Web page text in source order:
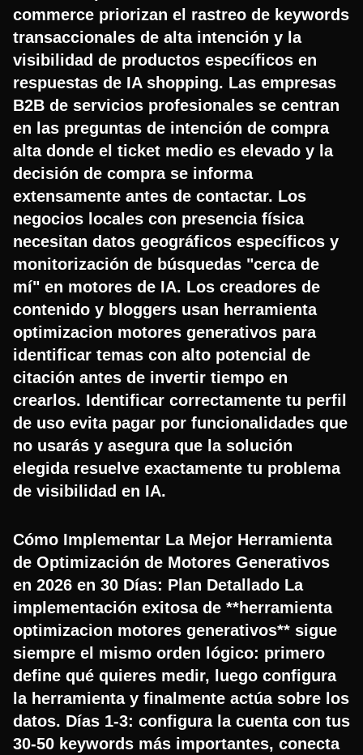
commerce priorizan el rastreo de keywords
transaccionales de alta intención y la
visibilidad de productos específicos en
respuestas de IA shopping. Las empresas
B2B de servicios profesionales se centran
en las preguntas de intención de compra
alta donde el ticket medio es elevado y la
decisión de compra se informa
extensamente antes de contactar. Los
negocios locales con presencia física
necesitan datos geográficos específicos y
monitorización de búsquedas "cerca de
mí" en motores de IA. Los creadores de
contenido y bloggers usan herramienta
optimizacion motores generativos para
identificar temas con alto potencial de
citación antes de invertir tiempo en
crearlos. Identificar correctamente tu perfil
de uso evita pagar por funcionalidades que
no usarás y asegura que la solución
elegida resuelve exactamente tu problema
de visibilidad en IA.
Cómo Implementar La Mejor Herramienta
de Optimización de Motores Generativos
en 2026 en 30 Días: Plan Detallado La
implementación exitosa de **herramienta
optimizacion motores generativos** sigue
siempre el mismo orden lógico: primero
define qué quieres medir, luego configura
la herramienta y finalmente actúa sobre los
datos. Días 1-3: configura la cuenta con tus
30-50 keywords más importantes, conecta